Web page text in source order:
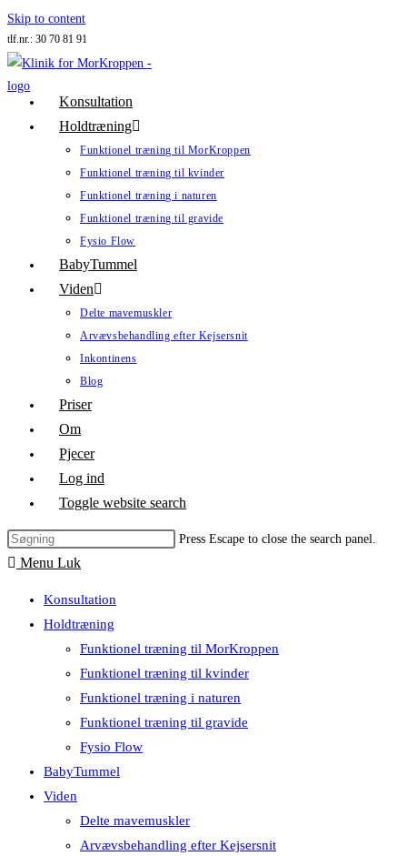
Skip to content
tlf.nr.: 30 70 81 91
Konsultation
Holdtræning
Funktionel træning til MorKroppen
Funktionel træning til kvinder
Funktionel træning i naturen
Funktionel træning til gravide
Fysio Flow
BabyTummel
Viden
Delte mavemuskler
Arvævsbehandling efter Kejsersnit
Inkontinens
Blog
Priser
Om
Pjecer
Log ind
Toggle website search
Press Escape to close the search panel.
Menu Luk
Konsultation
Holdtræning
Funktionel træning til MorKroppen
Funktionel træning til kvinder
Funktionel træning i naturen
Funktionel træning til gravide
Fysio Flow
BabyTummel
Viden
Delte mavemuskler
Arvævsbehandling efter Kejsersnit